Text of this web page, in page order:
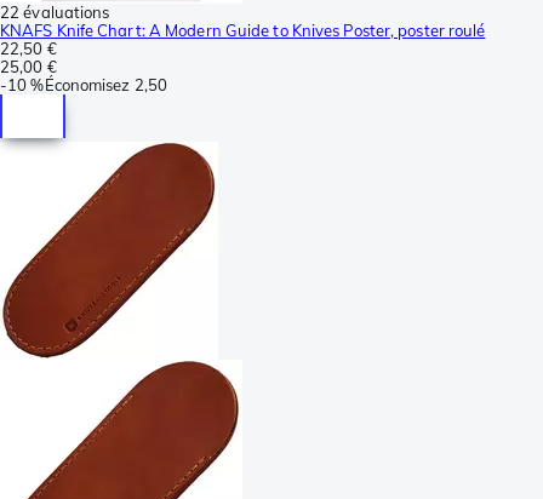
22 évaluations
KNAFS Knife Chart: A Modern Guide to Knives Poster, poster roulé
22,50 €
25,00 €
-10 %Économisez 2,50